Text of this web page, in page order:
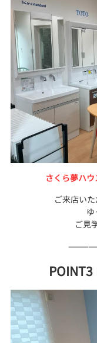
さくら夢ハ
ご来店い
ご見